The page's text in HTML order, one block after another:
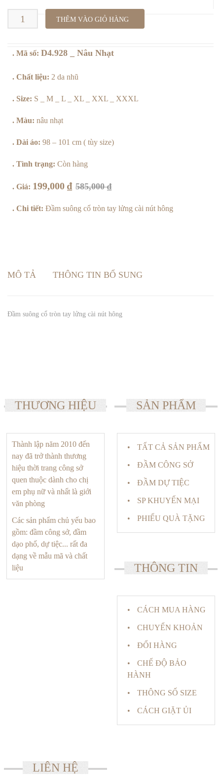
D4.928
Nâu
Nhạt
THÊM VÀO GIỎ HÀNG
. Mã số: D4.928 _ Nâu Nhạt
. Chất liệu: 2 da nhũ
. Size: S _ M _ L _ XL _ XXL _ XXXL
. Màu: nâu nhạt
. Dài áo: 98 – 101 cm ( tùy size)
. Tình trạng: Còn hàng
. Giá: 199,000 ₫ 585,000₫
. Chi tiết: Đầm suông cổ tròn tay lửng cài nút hông
MÔ TẢ THÔNG TIN BỔ SUNG
Đầm suông cổ tròn tay lửng cài nút hông
THƯƠNG HIỆU
Thành lập năm 2010 đến
nay đã trở thành thương
hiệu thời trang công sở
quen thuộc dành cho chị
em phụ nữ và nhất là giới
văn phòng
Các sản phẩm chủ yếu bao
gồm: đầm công sở, đầm
dạo phố, dự tiệc... rất đa
dạng về mẫu mã và chất
liệu
SẢN PHẨM
TẤT CẢ SẢN PHẨM
ĐẦM CÔNG SỞ
ĐẦM DỰ TIỆC
SP KHUYẾN MẠI
PHIẾU QUÀ TẶNG
THÔNG TIN
CÁCH MUA HÀNG
CHUYỂN KHOẢN
ĐỔI HÀNG
CHẾ ĐỘ BẢO
HÀNH
THÔNG SỐ SIZE
CÁCH GIẶT ỦI
LIÊN HỆ